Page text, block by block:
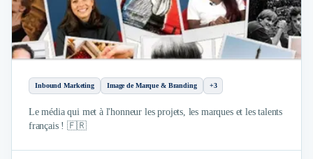
Inbound Marketing Image de Marque & Branding +3
Le média qui met à l'honneur les projets, les marques et les talents
français ! 🇫🇷